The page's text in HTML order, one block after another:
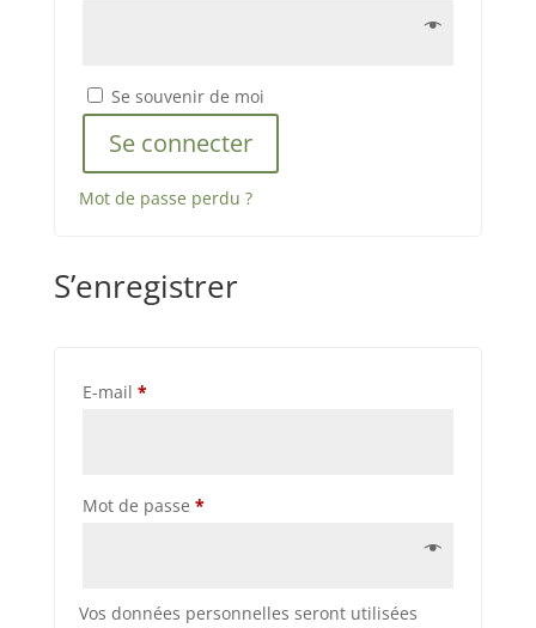
Se souvenir de moi
Se connecter
Mot de passe perdu ?
S’enregistrer
E-mail *Obligatoire
Mot de passe *Obligatoire
Vos données personnelles seront utilisées